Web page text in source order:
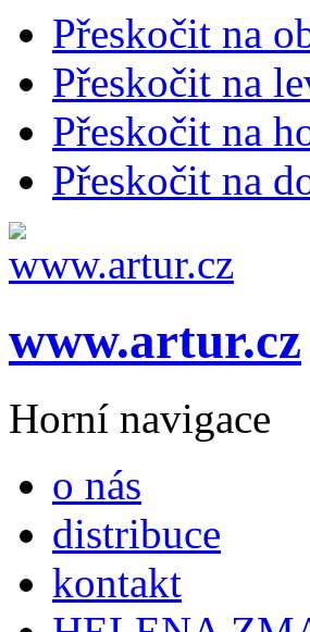
Přeskočit na
Přeskočit na
Přeskočit na
Přeskočit na
www.artur.cz
Horní navigace
o nás
distribuce
kontakt